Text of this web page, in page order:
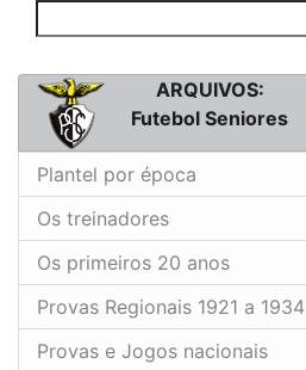
ARQUIVOS:
Futebol Seniores
Plantel por época
Os treinadores
Os primeiros 20 anos
Provas Regionais 1921 a 1934
Provas e Jogos nacionais